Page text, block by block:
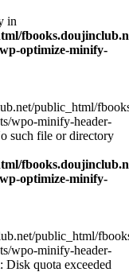
in
optimize-minify-
public_html/
wpo-minify-header-
such file or directory
optimize-minify-
public_html/
wpo-minify-header-
Disk quota exceeded